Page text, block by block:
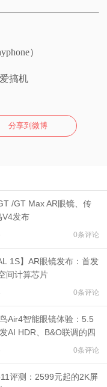
）
搞机
分享到微博
/GT Max AR眼镜、传
V4发布
0条评论
1S】AR眼镜发布：首发
间计算芯片
0条评论
Air4智能眼镜体验：5.5
AI HDR、B&O联调的四
0条评论
评测：2599元起的2K屏